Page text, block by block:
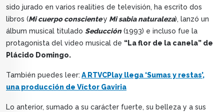
sido jurado en varios realities de televisión, ha escrito dos
libros (Mi cuerpo conscientey Mi sabia naturaleza), lanzó un
álbum musical titulado Seducción(1993) e incluso fue la
protagonista del video musical de “La flor de la canela” de
Plácido Domingo.
También puedes leer: A RTVCPlay llega ‘Sumas y restas’,
una producción de Víctor Gaviria
Lo anterior, sumado a su carácter fuerte, su belleza y a sus